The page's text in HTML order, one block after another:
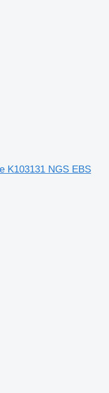
K103131 NGS EBS